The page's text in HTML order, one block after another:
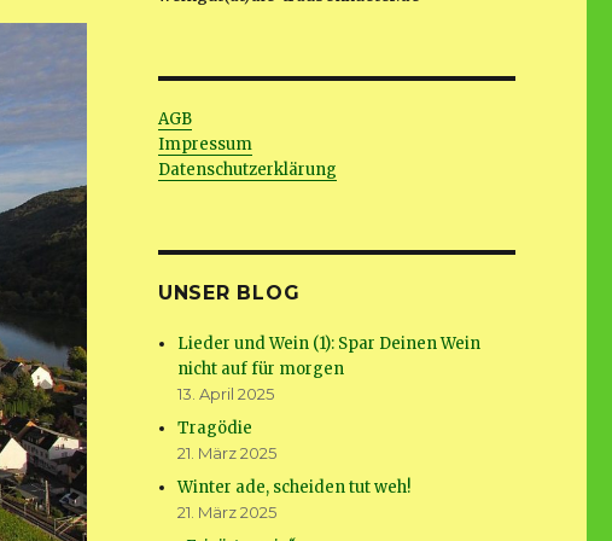
AGB
Impressum
Datenschutzerklärung
UNSER BLOG
Lieder und Wein (1): Spar Deinen Wein
nicht auf für morgen
13. April 2025
Tragödie
21. März 2025
Winter ade, scheiden tut weh!
21. März 2025